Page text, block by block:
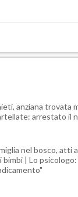
anziana trovata
arrestato il
nel bosco, atti
bimbi | Lo psicologo: